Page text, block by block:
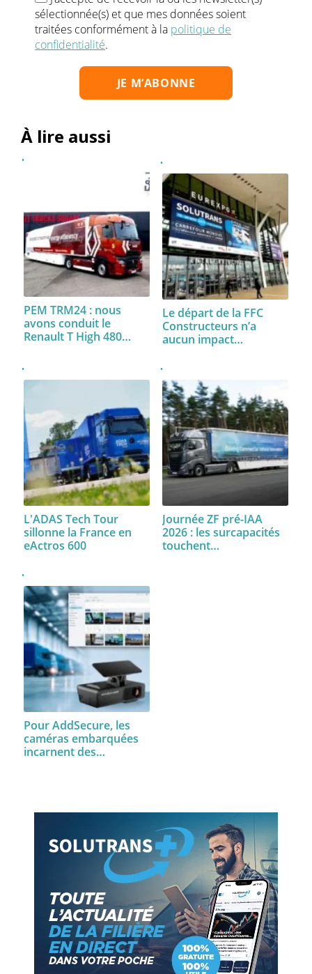
sélectionnée(s) et que mes données soient
traitées conformément à la politique de
confidentialité.
À lire aussi
PEM TRM24 : nous
avons conduit le
Renault T High 480…
Le départ de la FFC
Constructeurs n’a
aucun impact…
L'ADAS Tech Tour
sillonne la France en
eActros 600
Journée ZF pré-IAA
2026 : les surcapacités
touchent…
Pour AddSecure, les
caméras embarquées
incarnent des…